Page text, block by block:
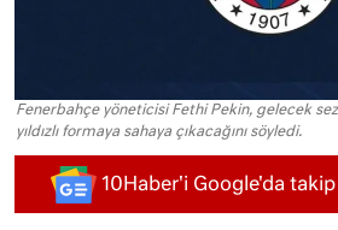
Fenerbahçe yöneticisi Fethi Pekin, gelecek
yıldızlı formaya sahaya çıkacağını söyledi.
10Haber'i Google'da